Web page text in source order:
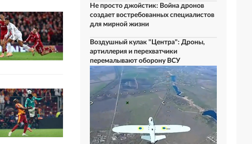
Не просто джойстик: Война дронов
создает востребованных специалистов
для мирной жизни
Воздушный кулак "Центра": Дроны,
артиллерия и перехватчики
перемалывают оборону ВСУ